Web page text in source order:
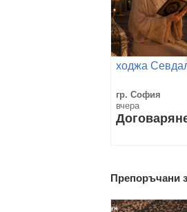
ходжа
гр. София
вчера
Препоръчани